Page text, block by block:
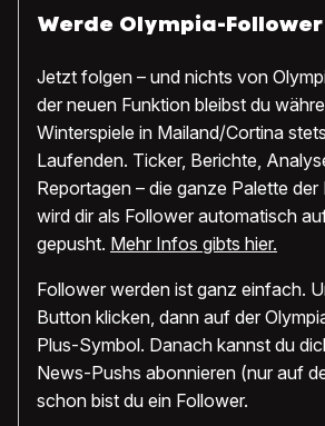
Werde Olympia-Follower
Jetzt folgen – und nichts von
der neuen Funktion bleibst du
Winterspiele in Mailand/Cortina
Laufenden. Ticker, Berichte,
Reportagen – die ganze Palette
wird dir als Follower automatisch
gepusht. Mehr Infos gibts hier.
Follower werden ist ganz einfach.
Button klicken, dann auf der
Plus-Symbol. Danach kannst du
News-Pushs abonnieren (nur auf
schon bist du ein Follower.